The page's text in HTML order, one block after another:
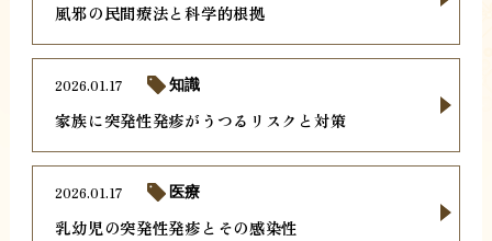
風邪の民間療法と科学的根拠
家族に突発性発疹がうつるリスクと対策
2026.01.17 知識
乳幼児の突発性発疹とその感染性
2026.01.17 医療